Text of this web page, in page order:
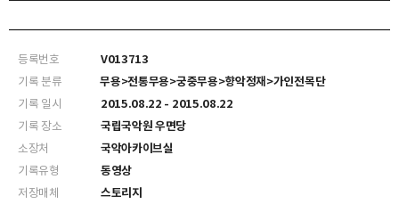
1:09:50
등록번호
V013713
기록 분류
무용>전통무용>궁중무용>향악정재>가인전목단
기록 일시
2015.08.22 - 2015.08.22
기록 장소
국립국악원 우면당
소장처
국악아카이브실
기록유형
동영상
저장매체
스토리지